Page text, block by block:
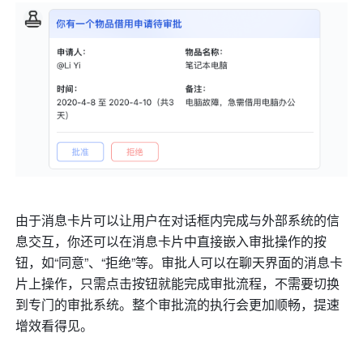
由于消息卡片可以让用户在对话框内完成与外部系统的信
息交互，你还可以在消息卡片中直接嵌入审批操作的按
钮，如“同意”、“拒绝”等。审批人可以在聊天界面的消息卡
片上操作，只需点击按钮就能完成审批流程，不需要切换
到专门的审批系统。整个审批流的执行会更加顺畅，提速
增效看得见。